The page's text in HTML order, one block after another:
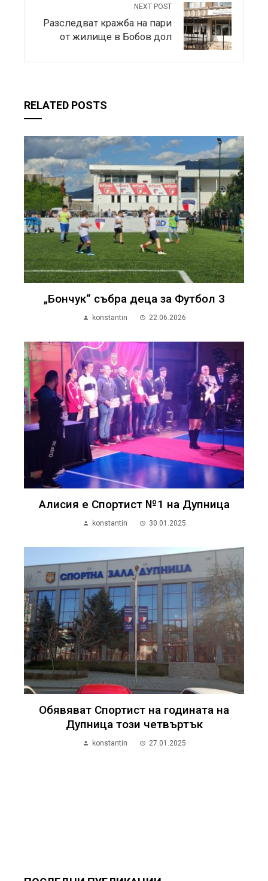
NEXT POST
Разследват кражба на пари
от жилище в Бобов дол
RELATED POSTS
„Бончук“ събра деца за Футбол 3
konstantin 22.06.2026
Алисия е Спортист №1 на Дупница
konstantin 30.01.2025
Обявяват Спортист на годината на
Дупница този четвъртък
konstantin 27.01.2025